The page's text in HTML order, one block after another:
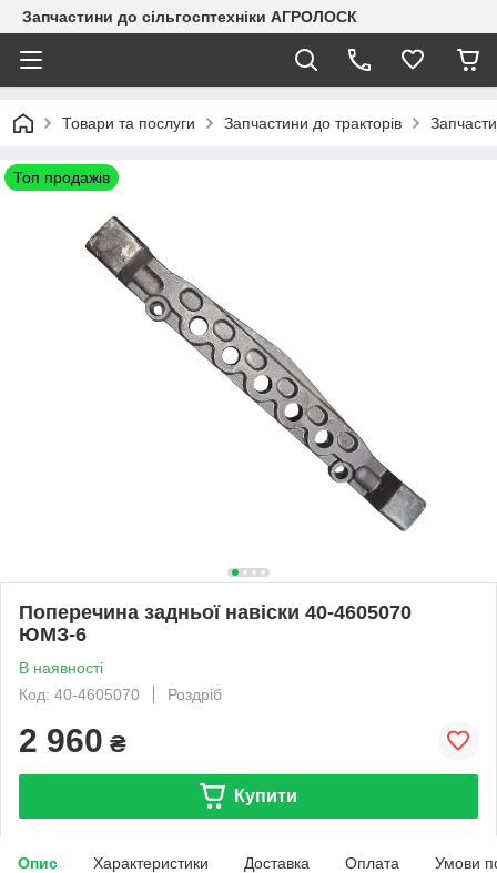
Запчастини до сільгосптехніки АГРОЛОСК
Товари та послуги Запчастини до тракторів
Топ продажів
Поперечина задньої навіски 40-4605070
ЮМЗ-6
В наявності
Код: 40-4605070
Роздріб
2 960 ₴
Купити
Опис Характеристики Доставка Оплата Умови